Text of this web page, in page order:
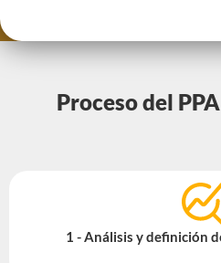
Proceso del
1 - Análisis y definición